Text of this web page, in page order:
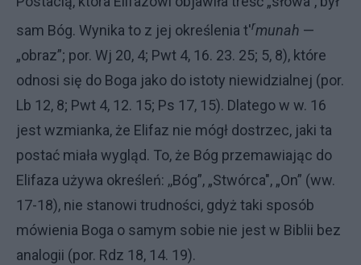
sam Bóg. Wynika to z jej określenia t'rmunah —
„obraz”; por. Wj 20, 4; Pwt 4, 16. 23. 25; 5, 8), które
odnosi się do Boga jako do isto­ty niewidzialnej (por.
Lb 12, 8; Pwt 4, 12. 15; Ps 17, 15). Dlatego w w. 16
jest wzmianka, że Elifaz nie mógł do­strzec, jaki ta
postać miała wygląd. To, że Bóg przemawiając do
Elifaza używa określeń: ,,Bóg”, „Stwórca", „On” (ww.
17-18), nie stanowi trud­ności, gdyż taki sposób
mówienia Bo­ga o samym sobie nie jest w Biblii bez
analogii (por. Rdz 18, 14. 19).